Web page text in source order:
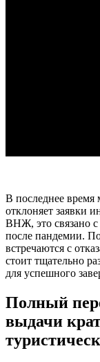
В последнее время
отклоняет заявки
ВНЖ, это связано
после пандемии.
встречаются с
стоит тщательно
для успешного
Полный
выдачи